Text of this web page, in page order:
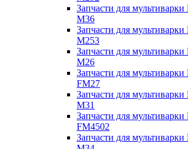
Запчасти для
M36
Запчасти для
M253
Запчасти для
M26
Запчасти для
FM27
Запчасти для
M31
Запчасти для
FM4502
Запчасти для